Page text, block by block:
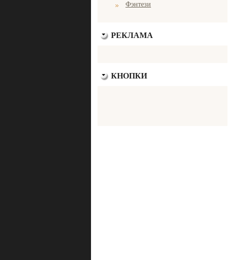
Фэнтези
РЕКЛАМА
КНОПКИ